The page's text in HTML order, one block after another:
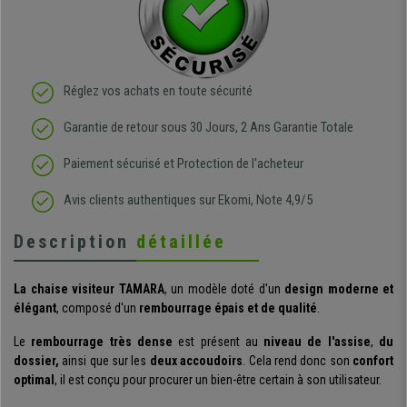
Réglez vos achats en toute sécurité
Garantie de retour sous 30 Jours, 2 Ans Garantie Totale
Paiement sécurisé et Protection de l'acheteur
Avis clients authentiques sur Ekomi, Note 4,9/5
Description détaillée
La chaise visiteur TAMARA, un modèle doté d'un design moderne et
élégant, composé d'un rembourrage épais et de qualité.
Le rembourrage très dense est présent au niveau de l'assise, du
dossier, ainsi que sur les deux accoudoirs. Cela rend donc son confort
optimal , il est conçu pour procurer un bien-être certain à son utilisateur.